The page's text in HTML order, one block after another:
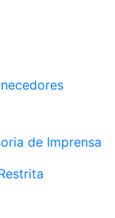
de Imprensa